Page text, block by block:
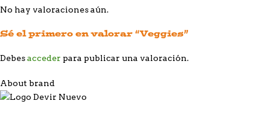
No hay valoraciones aún.
Sé el primero en valorar “Veggies”
Debesacceder para publicar una valoración.
About brand